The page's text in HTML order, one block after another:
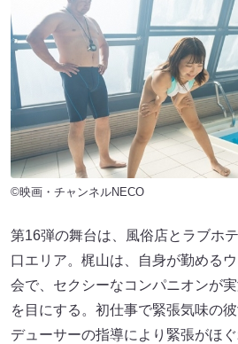
©映画・チャンネルNECO
第16弾の舞台は、風俗店とラブホ
口エリア。梶山は、自身が勤める
会で、セクシーなコンパニオンが
を目にする。初仕事で緊張気味の
デューサーの指導により緊張がほ